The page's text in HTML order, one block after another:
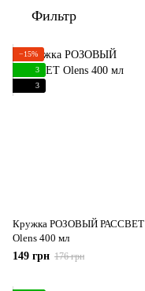
Фильтр
−15%
3
3
Кружка РОЗОВЫЙ РАССВЕТ
Olens 400 мл
149 грн 176 грн